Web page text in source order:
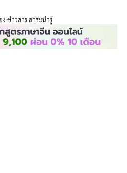
ง ข่าวสาร สาระน่ารู้